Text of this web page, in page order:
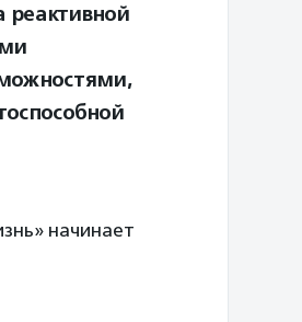
реактивной
начинает